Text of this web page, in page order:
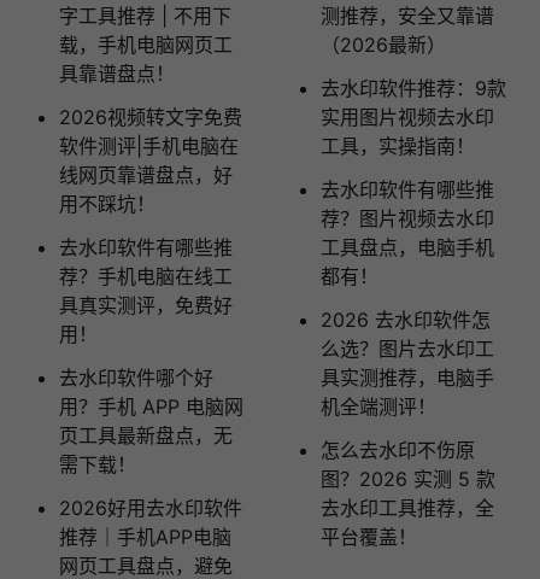
字工具推荐 | 不用下
载，手机电脑网页工
具靠谱盘点！
2026视频转文字免费
软件测评|手机电脑在
线网页靠谱盘点，好
用不踩坑！
去水印软件有哪些推
荐？手机电脑在线工
具真实测评，免费好
用！
去水印软件哪个好
用？手机 APP 电脑网
页工具最新盘点，无
需下载！
2026好用去水印软件
推荐｜手机APP电脑
网页工具盘点，避免
测推荐，安全又靠谱
（2026最新）
去水印软件推荐：9款
实用图片视频去水印
工具，实操指南！
去水印软件有哪些推
荐？图片视频去水印
工具盘点，电脑手机
都有！
2026 去水印软件怎
么选？图片去水印工
具实测推荐，电脑手
机全端测评！
怎么去水印不伤原
图？2026 实测 5 款
去水印工具推荐，全
平台覆盖！